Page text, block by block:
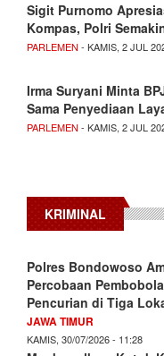
Sigit Purnomo
Kompas, Polri
PARLEMEN - KAMIS, 2 JUL
Irma Suryani Minta
Sama Penyediaan
PARLEMEN - KAMIS, 2 JUL
KRIMINAL
Polres Bondowoso
Percobaan
Pencurian di Tiga
JAWA TIMUR
KAMIS, 30/07/2026 - 11:28